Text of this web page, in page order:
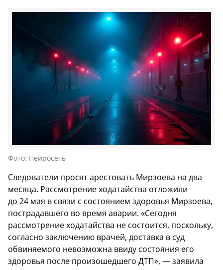
Фото: Нейросеть
Следователи просят арестовать Мирзоева на два
месяца. Рассмотрение ходатайства отложили
до 24 мая в связи с состоянием здоровья Мирзоева,
пострадавшего во время аварии. «Сегодня
рассмотрение ходатайства не состоится, поскольку,
согласно заключению врачей, доставка в суд
обвиняемого невозможна ввиду состояния его
здоровья после произошедшего ДТП», — заявила